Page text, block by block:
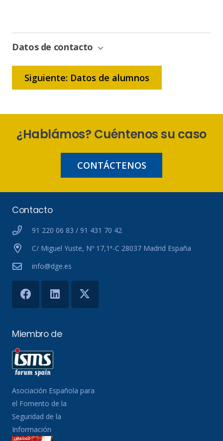
Bonificación
Datos de contacto
Siguiente: Datos de alumnos
¿Hablámos? Cuéntenos su caso
CONTÁCTENOS
Contacto
91 220 06 83 / 91 431 70 42
C/ Miguel Yuste, Nº 17,1ª-C 28037 Madrid España
info@dge.es
Miembro de
Asociación Española para
el Fomento de la
Seguridad de la
Información